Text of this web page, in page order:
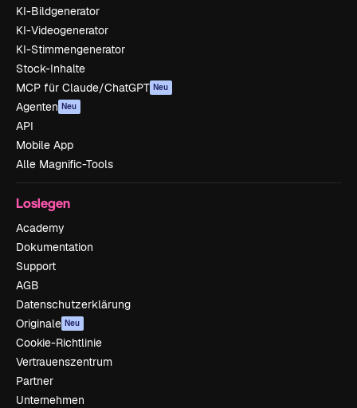
KI-Bildgenerator
KI-Videogenerator
KI-Stimmengenerator
Stock-Inhalte
MCP für Claude/ChatGPT Neu
Agenten Neu
API
Mobile App
Alle Magnific-Tools
Loslegen
Academy
Dokumentation
Support
AGB
Datenschutzerklärung
Originale Neu
Cookie-Richtlinie
Vertrauenszentrum
Partner
Unternehmen